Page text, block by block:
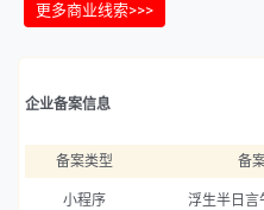
更多商业线索>>>
企业备案信息
备案类型 备
小程序 浮生半日言